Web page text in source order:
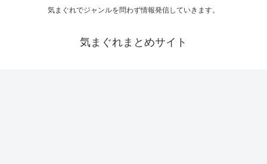
気まぐれでジャンルを問わず情報発信していきます。
気まぐれまとめサイト